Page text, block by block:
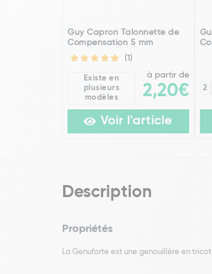
Guy Capron Talonnette de
Compensation 5 mm
(1)
Existe en
plusieurs
modèles
à partir de
2,20€
Voir l'article
2
Description
Propriétés
La Genuforte est une genouillère en